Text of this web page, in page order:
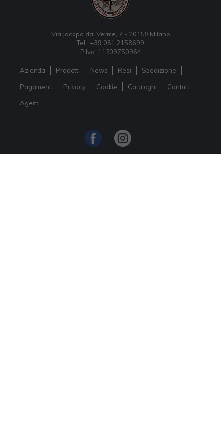
Via Jacopo dal Verme, 7 - 20159 Milano
Tel.: +39 081 2158699
P.Iva: 11209750964
Azienda Prodotti News Resi Spedizione
Pagamenti Privacy Cookie Cataloghi Contatti
Agenti